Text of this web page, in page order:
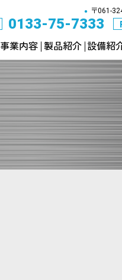
事業内容 製品紹介 設備紹
● 〒061-
0133-75-7333